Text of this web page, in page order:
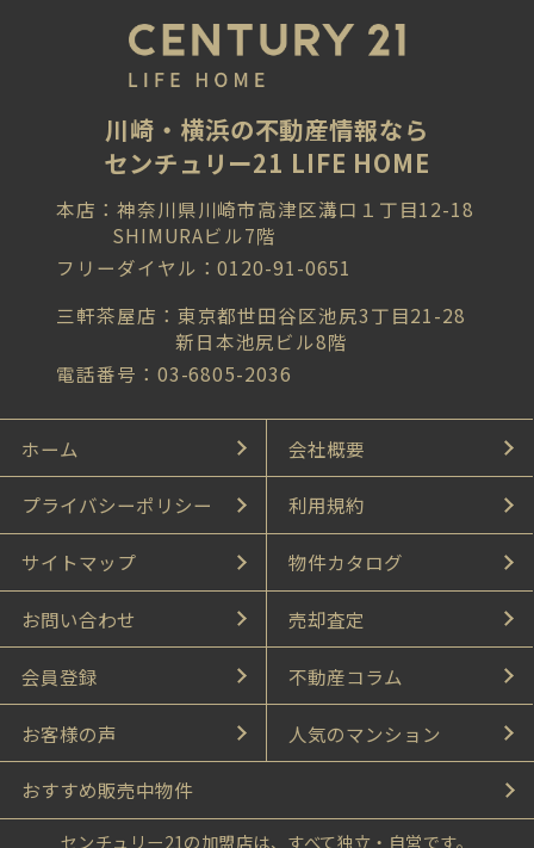
川崎・横浜の不動産情報なら
センチュリー21 LIFE HOME
本店：神奈川県川崎市高津区溝口１丁目12-18
SHIMURAビル7階
フリーダイヤル：0120-91-0651
三軒茶屋店：東京都世田谷区池尻3丁目21-28
新日本池尻ビル8階
電話番号：03-6805-2036
ホーム 会社概要
プライバシーポリシー 利用規約
サイトマップ 物件カタログ
お問い合わせ 売却査定
会員登録 不動産コラム
お客様の声 人気のマンション
おすすめ販売中物件
センチュリー21の加盟店は、すべて独立・自営です。